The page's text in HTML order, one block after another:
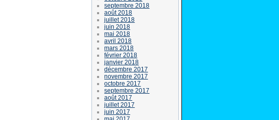
septembre 2018
août 2018
juillet 2018
juin 2018
mai 2018
avril 2018
mars 2018
février 2018
janvier 2018
décembre 2017
novembre 2017
octobre 2017
septembre 2017
août 2017
juillet 2017
juin 2017